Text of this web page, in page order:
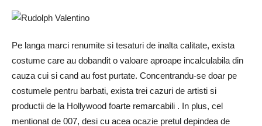
Pe langa marci renumite si tesaturi de inalta calitate, exista
costume care au dobandit o valoare aproape incalculabila din
cauza cui si cand au fost purtate. Concentrandu-se doar pe
costumele pentru barbati, exista trei cazuri de artisti si
productii de la Hollywood foarte remarcabili . In plus, cel
mentionat de 007, desi cu acea ocazie pretul depindea de